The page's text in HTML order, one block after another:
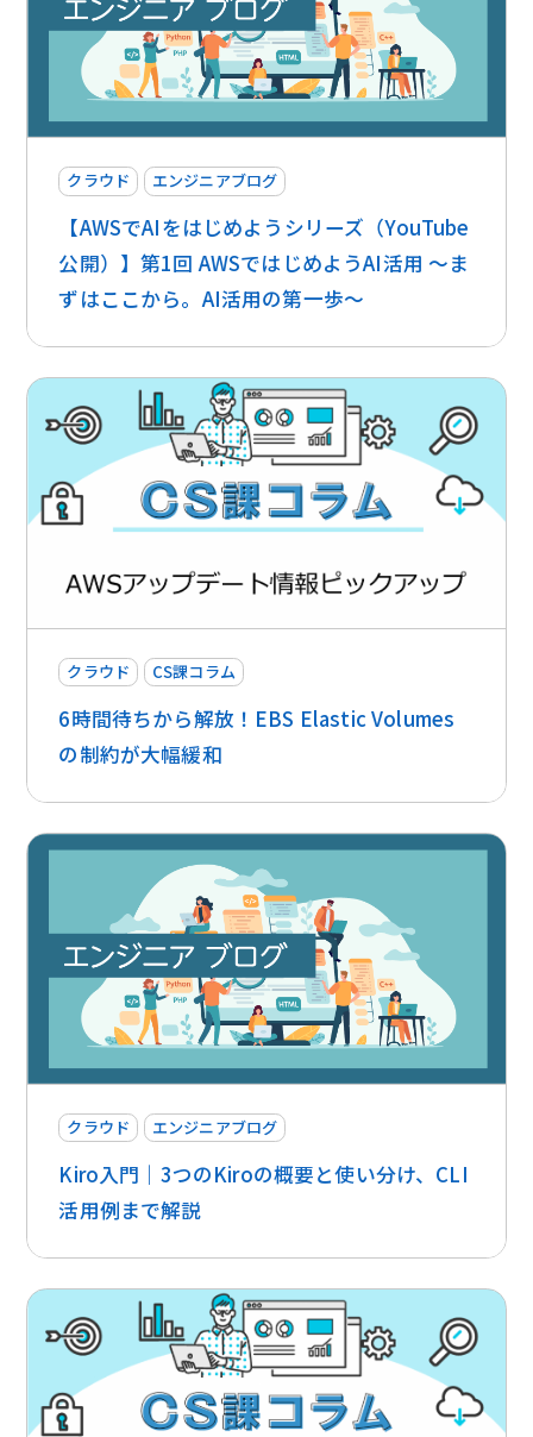
クラウド エンジニアブログ
【AWSでAIをはじめようシリーズ（YouTube
公開）】第1回 AWSではじめようAI活用 〜ま
ずはここから。AI活用の第一歩〜
クラウド CS課コラム
6時間待ちから解放！EBS Elastic Volumes
の制約が大幅緩和
クラウド エンジニアブログ
Kiro入門｜3つのKiroの概要と使い分け、CLI
活用例まで解説